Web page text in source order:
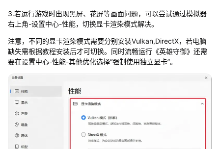
3.若运行游戏时出现黑屏、花屏等画面问题，可以尝试通过模拟器
右上角-设置中心-性能，切换显卡渲染模式解决。
注意，不同的显卡渲染模式需要分别安装Vulkan,DirectX，若电脑
缺失需根据教程安装后才可切换。同时流畅运行《英雄守御》还需
要在设置中心-性能-其他优化选择“强制使用独立显卡”。